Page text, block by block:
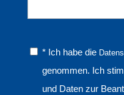
Datenschutz
(*benötigt)
* Ich habe die
genommen. Ich
und Daten zur